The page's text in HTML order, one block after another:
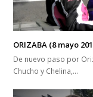
ORIZABA (8 mayo
De nuevo paso por
Chucho y Chelina,…